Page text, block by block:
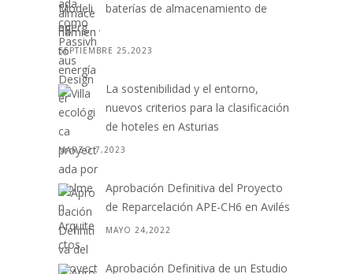
baterías de almacenamiento de
energ. . .
SEPTIEMBRE 25,2023
La sostenibilidad y el entorno,
nuevos criterios para la clasificación
de hoteles en Asturias
MARZO 7,2023
Aprobación Definitiva del Proyecto
de Reparcelación APE-CH6 en Avilés
MAYO 24,2022
Aprobación Definitiva de un Estudio